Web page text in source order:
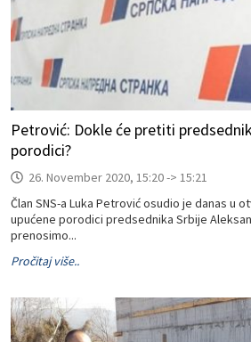
Petrović: Dokle će pretiti
porodici?
26. November 2020, 15:20 -> 15:21
Član SNS-a Luka Petrović osudio je danas u
upućene porodici predsednika Srbije
prenosimo...
Pročitaj više..